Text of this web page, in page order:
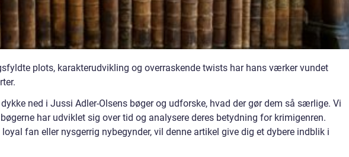
plots, karakterudvikling og overraskende twists har hans værker vundet
ned i Jussi Adler-Olsens bøger og udforske, hvad der gør dem så særlige. Vi
har udviklet sig over tid og analysere deres betydning for krimigenren.
loyal fan eller nysgerrig nybegynder, vil denne artikel give dig et dybere indblik i